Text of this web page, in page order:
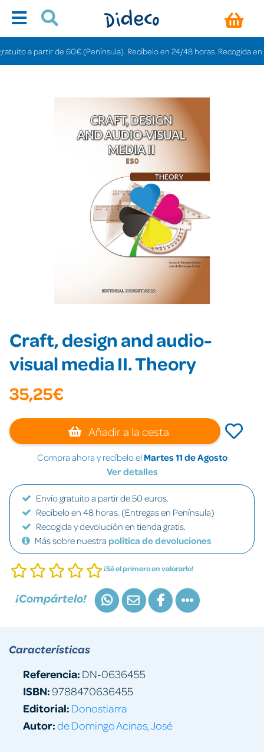
a partir de 60€ (Península). Recíbelo en 24/48 horas. Recogida en
Craft, design and audio-
visual media II. Theory
35,25€
Añadir a la cesta
Compra ahora y recíbelo el Martes 11 de Agosto
Ver detalles
Envío gratuito a partir de 50 euros.
Recíbelo en 48 horas. (Entregas en Península)
Recogida y devolución en tienda gratis.
Más sobre nuestra política de devoluciones
¡Sé el primero en valorarlo!
¡Compártelo!
Características
Referencia: DN-0636455
ISBN:9788470636455
Editorial: Donostiarra
Autor:de Domingo Acinas, José